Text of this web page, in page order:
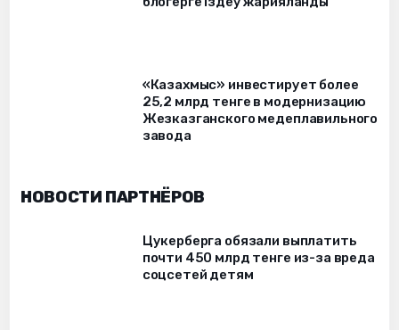
«Казахмыс» инвестирует более
25,2 млрд тенге в модернизацию
Жезказганского медеплавильного
завода
НОВОСТИ ПАРТНЁРОВ
Цукерберга обязали выплатить
почти 450 млрд тенге из-за вреда
соцсетей детям